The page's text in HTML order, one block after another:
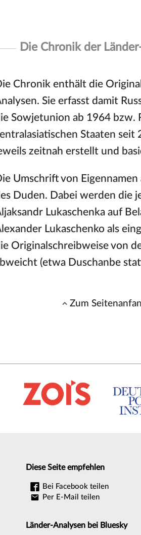
Die Chronik der
Chronik enthält die
Sie erfasst damit
Sowjetunion ab 1964 bzw.
Staaten
zeitnah erstellt und
Umschrift von
Duden. Dabei werden die
Lukaschenka auf
Lukaschenko als
Originalschreibweise von
(etwa Duschanbe
Zum
Diese Seite empfehlen
Bei Facebook teilen
Per E-Mail teilen
Länder-Analysen bei Bluesky